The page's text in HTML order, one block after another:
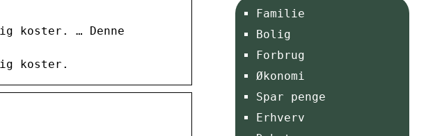
koster. … Denne
koster.
Familie
Bolig
Forbrug
Økonomi
Spar penge
Erhverv